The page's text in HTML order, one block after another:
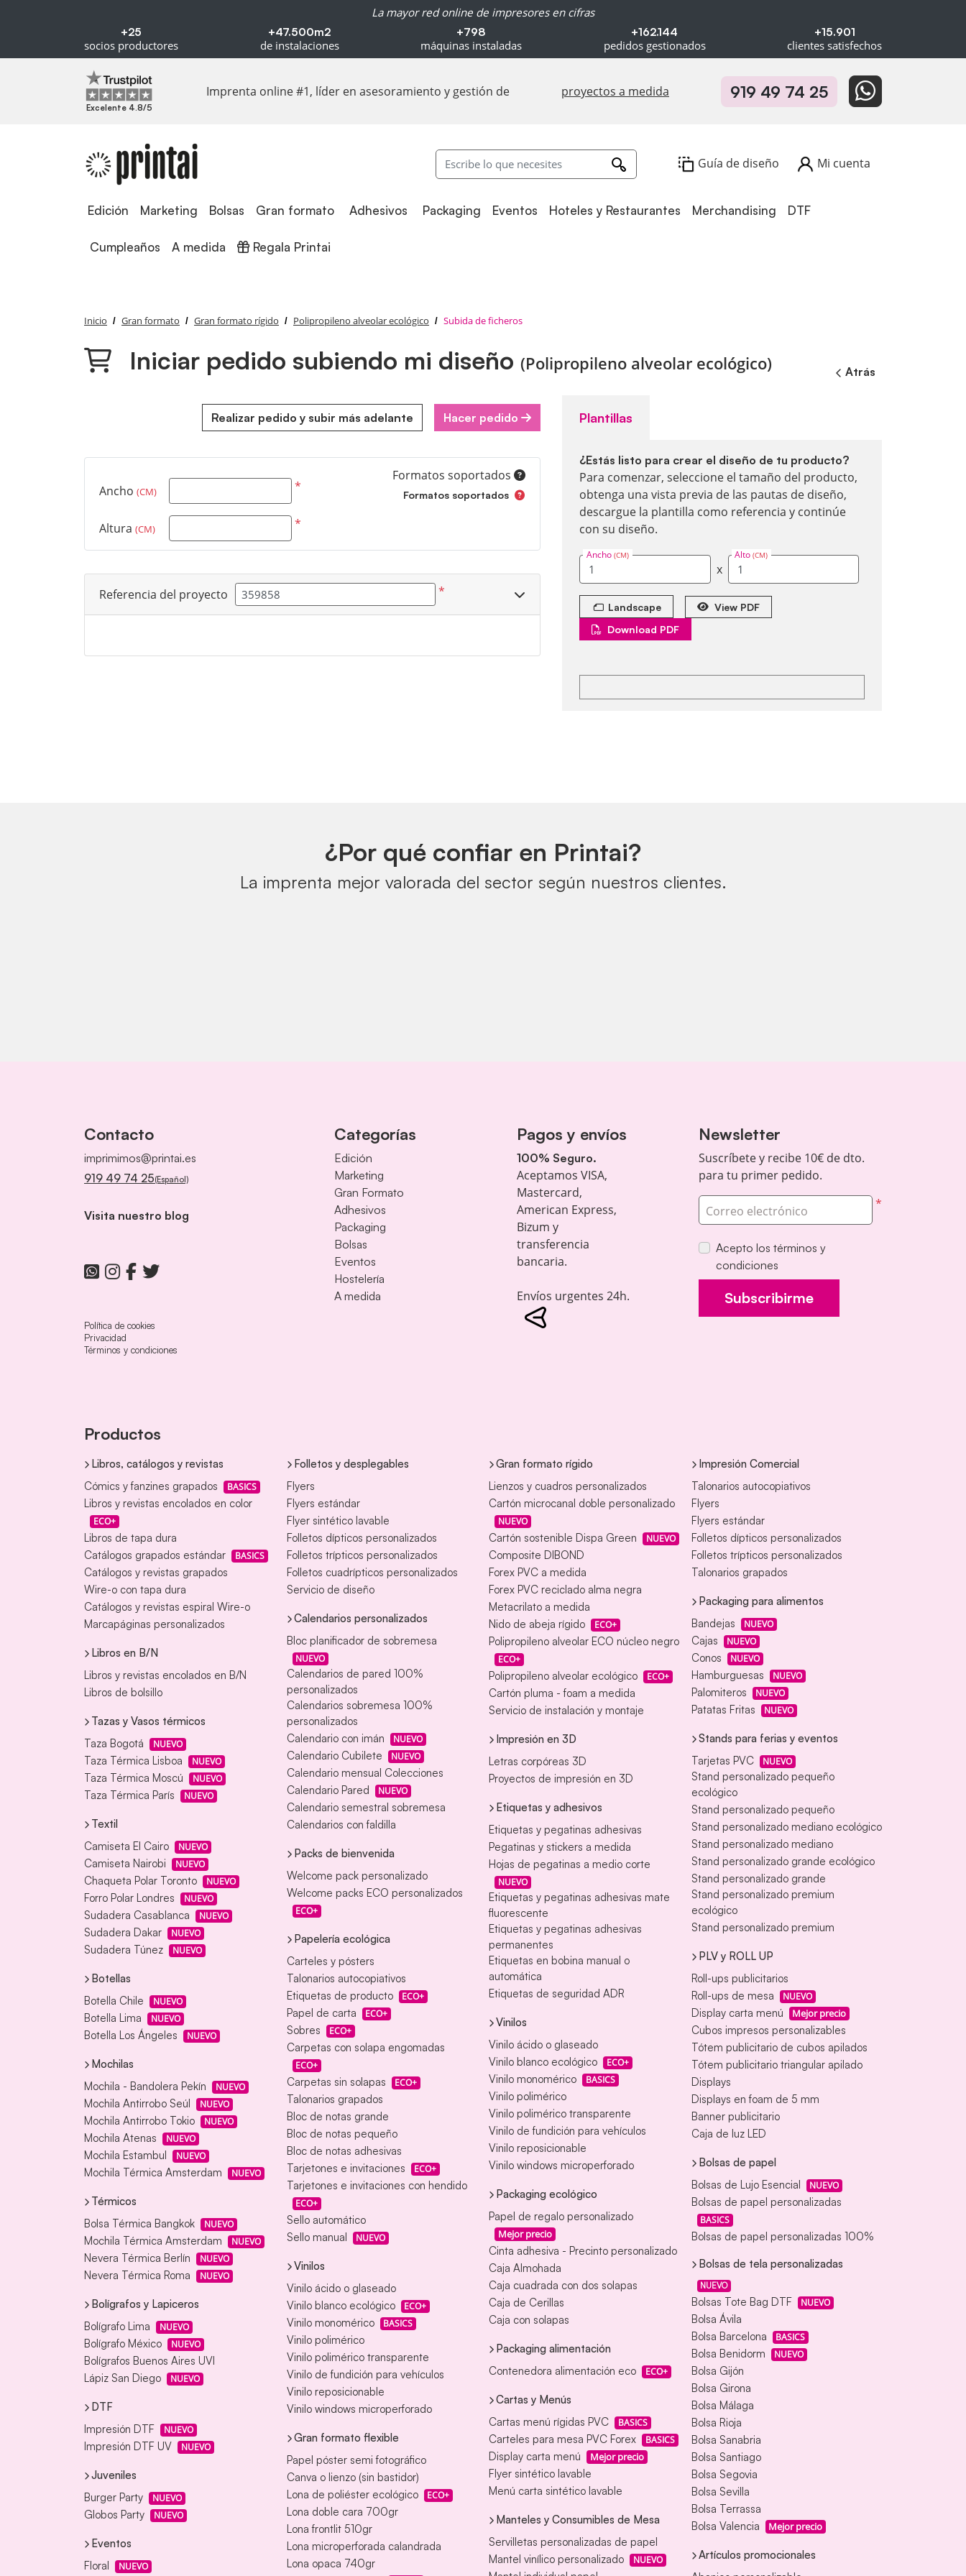
La mayor red online de impresores en cifras
+25
socios productores
+47.500m2
de instalaciones
+798
máquinas instaladas
+162.144
pedidos gestionados
+15.901
clientes satisfechos
Excelente 4.8/5
Imprenta online #1, líder en asesoramiento y gestión de proyectos a medida 919 49 74 25
Guía de diseño Mi cuenta
Edición
Edición Marketing Bolsas Gran formato Adhesivos
Adhesivos Packaging
Packaging Eventos Hoteles y Restaurantes Merchandising DTF
Cumpleaños A medida Regala Printai
Regala Printai
Inicio Gran formato Gran formato rígido Polipropileno alveolar ecológico Subida de ficheros
Iniciar pedido subiendo mi diseño (Polipropileno alveolar ecológico) Atrás
Plantillas
¿Estás listo para crear el diseño de tu producto?
Para comenzar, seleccione el tamaño del producto,
obtenga una vista previa de las pautas de diseño,
descargue la plantilla como referencia y continúe
con su diseño.
Ancho (CM)
x
Alto(CM)
Landscape
View PDF
Download PDF
Realizar pedido y subir más adelante Hacer pedido
Ancho (CM) *
Altura (CM) *
Formatos soportados
Formatos soportados
Referencia del proyecto *
¿Por qué confiar en Printai?
La imprenta mejor valorada del sector según nuestros clientes.
Contacto
imprimimos@printai.es
919 49 74 25(Español)
Visita nuestro blog
Política de cookies
Privacidad
Términos y condiciones
Categorías
Edición
Marketing
Gran Formato
Adhesivos
Packaging
Bolsas
Eventos
Hostelería
A medida
Pagos y envíos
100% Seguro.
Aceptamos VISA,
Mastercard,
American Express,
Bizum y
transferencia
bancaria.
Envíos urgentes 24h.
Newsletter
Suscríbete y recibe 10€ de dto.
para tu primer pedido.
*
Correo electrónico
Acepto los términos y
condiciones
Subscribirme
Productos
Libros, catálogos y revistas
Cómics y fanzines grapados
BASICS
Libros y revistas encolados en color
ECO+
Libros de tapa dura
Catálogos grapados estándar
BASICS
Catálogos y revistas grapados
Wire-o con tapa dura
Catálogos y revistas espiral Wire-o
Marcapáginas personalizados
Libros en B/N
Libros y revistas encolados en B/N
Libros de bolsillo
Tazas y Vasos térmicos
Taza Bogotá
NUEVO
Taza Térmica Lisboa NUEVO
Taza Térmica Moscú NUEVO
Taza Térmica París NUEVO
Textil
Camiseta El Cairo
NUEVO
Camiseta Nairobi NUEVO
Chaqueta Polar Toronto NUEVO
Forro Polar Londres NUEVO
Sudadera Casablanca NUEVO
Sudadera Dakar NUEVO
Sudadera Túnez NUEVO
Botellas
Botella Chile
NUEVO
Botella Lima NUEVO
Botella Los Ángeles NUEVO
Mochilas
Mochila - Bandolera Pekín
NUEVO
Mochila Antirrobo Seúl NUEVO
Mochila Antirrobo Tokio NUEVO
Mochila Atenas NUEVO
Mochila Estambul NUEVO
Mochila Térmica Amsterdam NUEVO
Térmicos
Bolsa Térmica Bangkok
NUEVO
Mochila Térmica Amsterdam NUEVO
Nevera Térmica Berlín NUEVO
Nevera Térmica Roma NUEVO
Bolígrafos y Lapiceros
Bolígrafo Lima
NUEVO
Bolígrafo México NUEVO
Bolígrafos Buenos Aires UVI
Lápiz San Diego
NUEVO
DTF
Impresión DTF
NUEVO
Impresión DTF UV NUEVO
Juveniles
Burger Party
NUEVO
Globos Party NUEVO
Eventos
Floral
NUEVO
Folletos y desplegables
Flyers
Flyers estándar
Flyer sintético lavable
Folletos dípticos personalizados
Folletos trípticos personalizados
Folletos cuadrípticos personalizados
Servicio de diseño
Calendarios personalizados
Bloc planificador de sobremesa
NUEVO
Calendarios de pared 100%
personalizados
Calendarios sobremesa 100%
personalizados
Calendario con imán
NUEVO
Calendario Cubilete NUEVO
Calendario mensual Colecciones
Calendario Pared
NUEVO
Calendario semestral sobremesa
Calendarios con faldilla
Packs de bienvenida
Welcome pack personalizado
Welcome packs ECO personalizados
ECO+
Papelería ecológica
Carteles y pósters
Talonarios autocopiativos
Etiquetas de producto
ECO+
Papel de carta ECO+
Sobres ECO+
Carpetas con solapa engomadas
ECO+
Carpetas sin solapas ECO+
Talonarios grapados
Bloc de notas grande
Bloc de notas pequeño
Bloc de notas adhesivas
Tarjetones e invitaciones
ECO+
Tarjetones e invitaciones con hendido
ECO+
Sello automático
Sello manual
NUEVO
Vinilos
Vinilo ácido o glaseado
Vinilo blanco ecológico
ECO+
Vinilo monomérico BASICS
Vinilo polimérico
Vinilo polimérico transparente
Vinilo de fundición para vehículos
Vinilo reposicionable
Vinilo windows microperforado
Gran formato flexible
Papel póster semi fotográfico
Canva o lienzo (sin bastidor)
Lona de poliéster ecológico
ECO+
Lona doble cara 700gr
Lona frontlit 510gr
Lona microperforada calandrada
Lona opaca 740gr
Gran formato rígido
Lienzos y cuadros personalizados
Cartón microcanal doble personalizado
NUEVO
Cartón sostenible Dispa Green NUEVO
Composite DIBOND
Forex PVC a medida
Forex PVC reciclado alma negra
Metacrilato a medida
Nido de abeja rígido
ECO+
Polipropileno alveolar ECO núcleo negro
ECO+
Polipropileno alveolar ecológico ECO+
Cartón pluma - foam a medida
Servicio de instalación y montaje
Impresión en 3D
Letras corpóreas 3D
Proyectos de impresión en 3D
Etiquetas y adhesivos
Etiquetas y pegatinas adhesivas
Pegatinas y stickers a medida
Hojas de pegatinas a medio corte
NUEVO
Etiquetas y pegatinas adhesivas mate
fluorescente
Etiquetas y pegatinas adhesivas
permanentes
Etiquetas en bobina manual o
automática
Etiquetas de seguridad ADR
Vinilos
Vinilo ácido o glaseado
Vinilo blanco ecológico
ECO+
Vinilo monomérico BASICS
Vinilo polimérico
Vinilo polimérico transparente
Vinilo de fundición para vehículos
Vinilo reposicionable
Vinilo windows microperforado
Packaging ecológico
Papel de regalo personalizado
Mejor precio
Cinta adhesiva - Precinto personalizado
Caja Almohada
Caja cuadrada con dos solapas
Caja de Cerillas
Caja con solapas
Packaging alimentación
Contenedora alimentación eco
ECO+
Cartas y Menús
Cartas menú rígidas PVC
BASICS
Carteles para mesa PVC Forex BASICS
Display carta menú Mejor precio
Flyer sintético lavable
Menú carta sintético lavable
Manteles y Consumibles de Mesa
Servilletas personalizadas de papel
Mantel vinílico personalizado
NUEVO
Impresión Comercial
Talonarios autocopiativos
Flyers
Flyers estándar
Folletos dípticos personalizados
Folletos trípticos personalizados
Talonarios grapados
Packaging para alimentos
Bandejas
NUEVO
Cajas NUEVO
Conos NUEVO
Hamburguesas NUEVO
Palomiteros NUEVO
Patatas Fritas NUEVO
Stands para ferias y eventos
Tarjetas PVC
NUEVO
Stand personalizado pequeño
ecológico
Stand personalizado pequeño
Stand personalizado mediano ecológico
Stand personalizado mediano
Stand personalizado grande ecológico
Stand personalizado grande
Stand personalizado premium
ecológico
Stand personalizado premium
PLV y ROLL UP
Roll-ups publicitarios
Roll-ups de mesa
NUEVO
Display carta menú Mejor precio
Cubos impresos personalizables
Tótem publicitario de cubos apilados
Tótem publicitario triangular apilado
Displays
Displays en foam de 5 mm
Banner publicitario
Caja de luz LED
Bolsas de papel
Bolsas de Lujo Esencial
NUEVO
Bolsas de papel personalizadas
BASICS
Bolsas de papel personalizadas 100%
Bolsas de tela personalizadas
NUEVO
Bolsas Tote Bag DTF NUEVO
Bolsa Ávila
Bolsa Barcelona
BASICS
Bolsa Benidorm NUEVO
Bolsa Gijón
Bolsa Girona
Bolsa Málaga
Bolsa Rioja
Bolsa Sanabria
Bolsa Santiago
Bolsa Segovia
Bolsa Sevilla
Bolsa Terrassa
Bolsa Valencia
Mejor precio
Artículos promocionales